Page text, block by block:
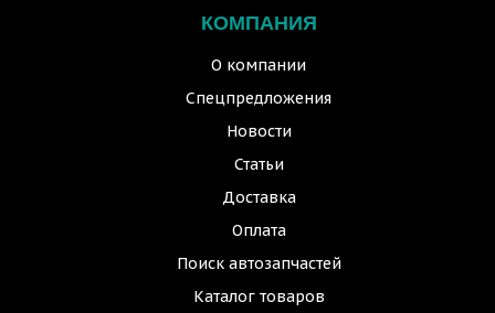
КОМПАНИЯ
О компании
Спецпредложения
Новости
Статьи
Доставка
Оплата
Поиск автозапчастей
Каталог товаров